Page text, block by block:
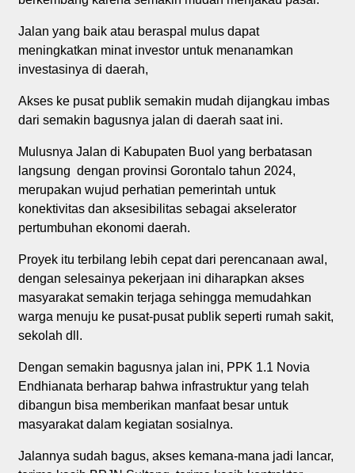
Jalan yang baik atau beraspal mulus dapat
meningkatkan minat investor untuk menanamkan
investasinya di daerah,
Akses ke pusat publik semakin mudah dijangkau imbas
dari semakin bagusnya jalan di daerah saat ini.
Mulusnya Jalan di Kabupaten Buol yang berbatasan
langsung dengan provinsi Gorontalo tahun 2024,
merupakan wujud perhatian pemerintah untuk
konektivitas dan aksesibilitas sebagai akselerator
pertumbuhan ekonomi daerah.
Proyek itu terbilang lebih cepat dari perencanaan awal,
dengan selesainya pekerjaan ini diharapkan akses
masyarakat semakin terjaga sehingga memudahkan
warga menuju ke pusat-pusat publik seperti rumah sakit,
sekolah dll.
Dengan semakin bagusnya jalan ini, PPK 1.1 Novia
Endhianata berharap bahwa infrastruktur yang telah
dibangun bisa memberikan manfaat besar untuk
masyarakat dalam kegiatan sosialnya.
Jalannya sudah bagus, akses kemana-mana jadi lancar,